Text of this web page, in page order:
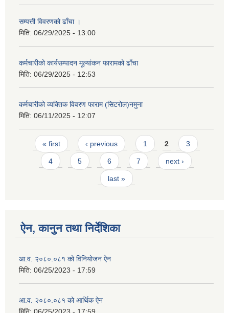
सम्पत्ती विवरणको ढाँचा ।
मिति: 06/29/2025 - 13:00
कर्मचारीको कार्यसम्पादन मूल्यांकन फारामको ढाँचा
मिति: 06/29/2025 - 12:53
कर्मचारीको व्यक्तिक विवरण फाराम (सिटरोल)नमुना
मिति: 06/11/2025 - 12:07
Pages
« first ‹ previous 1 2 3
4 5 6 7 next ›
last »
ऐन, कानुन तथा निर्देशिका
आ.व. २०८०.०८१ को विनियोजन ऐन
मिति: 06/25/2023 - 17:59
आ.व. २०८०.०८१ को आर्थिक ऐन